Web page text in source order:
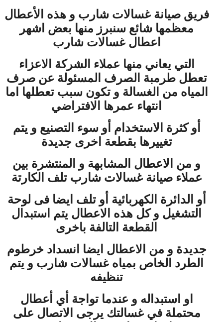
فريق صيانة غسالات شارب و هذه الأعطال
معظمها شائع سنبرز منها بعض اشهر
اعطال غسالات شارب
التي يعاني منها عملاء الشركة الاعزاء
تعطل طرمبة الصرف المسئولة عن صرف
المياه من الغسالة و تكون سبب تعطلها اما
انتهاء عمرها الافتراضي
أو كثرة الاستخدام أو سوء التصنيع و يتم
تغييرها بقطعة اخرى جديدة
و من الاعطال المشابهة و المنتشرة بين
عملاء صيانة غسالات شارب تلف الكارتة
أو الدائرة الكهربائية أو تلف ايضا فى لوحة
التشغيل و كل هذه الاعطال يتم استبدال
القطعة التالفة باخرى
جديدة و من الاعطال ايضا انسداد خرطوم
الطرد الخاص بمياه غسالات شارب و يتم
تنظيفه
او استبداله و عندما تواجة أي أعطال
محتملة في غسالتك يرجى الاتصال على